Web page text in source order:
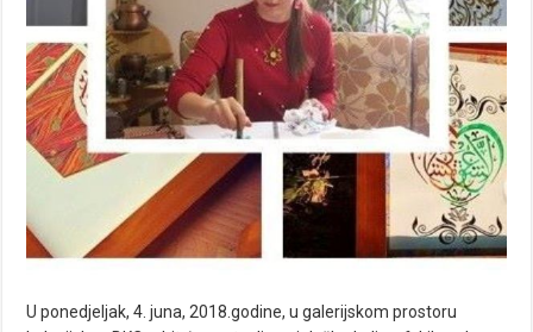
U ponedjeljak, 4. juna, 2018.godine, u galerijskom prostoru